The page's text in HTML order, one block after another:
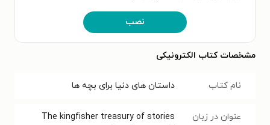
نصب
مشخصات کتاب الکترونیکی
نام کتاب داستان های دنیا برای بچه ها
عنوان در زبان
The kingfisher treasury of stories